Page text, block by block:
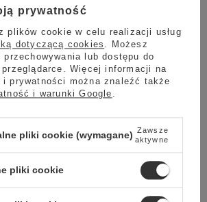
Czarną Falę.
prywatność
plików cookie w celu realizacji usług
dotyczącą cookies . Możesz
lub dostępu do
Więcej informacji na
i prywatności można znaleźć także
i warunki Google .
pliki cookie (wymagane) Zawsze
aktywne
pliki cookie